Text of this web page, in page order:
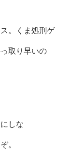
。くま処刑ゲ
取り早いの
しな
。